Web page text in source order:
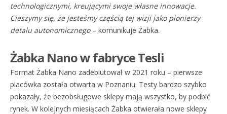
technologicznymi, kreującymi swoje własne innowacje.
Cieszymy się, że jesteśmy częścią tej wizji jako pionierzy
detalu autonomicznego– komunikuje Żabka.
Żabka Nano w fabryce Tesli
Format Żabka Nano zadebiutował w 2021 roku – pierwsze
placówka została otwarta w Poznaniu. Testy bardzo szybko
pokazały, że bezobsługowe sklepy mają wszystko, by podbić
rynek. W kolejnych miesiącach Żabka otwierała nowe sklepy